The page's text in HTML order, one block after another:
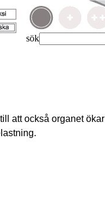
sök
att också organet